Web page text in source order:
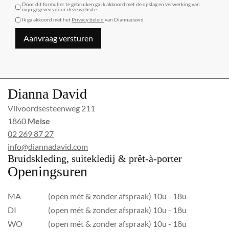
Door dit formulier te gebruiken ga ik akkoord met de opslag en verwerking van
mijn gegevens door deze website.
Ik ga akkoord met het Privacy beleid van Diannadavid
Aanvraag versturen
Dianna David
Vilvoordsesteenweg 211
1860 Meise
02 269 87 27
info@diannadavid.com
Bruidskleding, suitekledij & prêt-à-porter
Openingsuren
MA
(open mét & zonder afspraak) 10u - 18u
DI
(open mét & zonder afspraak) 10u - 18u
WO
(open mét & zonder afspraak) 10u - 18u